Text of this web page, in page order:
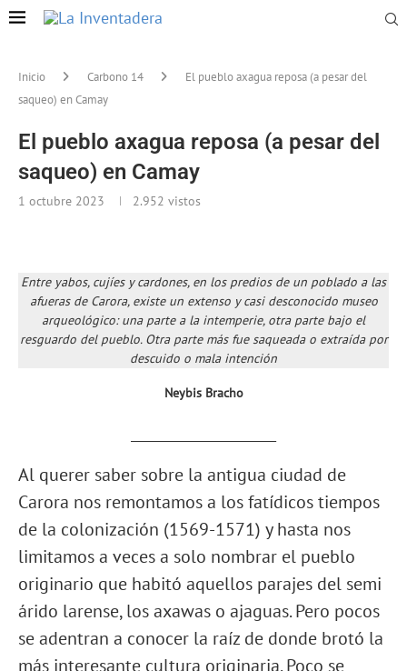
Inicio Carbono 14
El pueblo axagua reposa (a pesar del
saqueo) en Camay
El pueblo axagua reposa (a pesar del
saqueo) en Camay
1 octubre 2023 2.952 vistos
Entre yabos, cujíes y cardones, en los predios de un poblado a las
afueras de Carora, existe un extenso y casi desconocido museo
arqueológico: una parte a la intemperie, otra parte bajo el
resguardo del pueblo. Otra parte más fue saqueada o extraída por
descuido o mala intención
Neybis Bracho
Al querer saber sobre la antigua ciudad de
Carora nos remontamos a los fatídicos tiempos
de la colonización (1569-1571) y hasta nos
limitamos a veces a solo nombrar el pueblo
originario que habitó aquellos parajes del semi
árido larense, los axawas o ajaguas. Pero pocos
se adentran a conocer la raíz de donde brotó la
más interesante cultura originaria. Poco se